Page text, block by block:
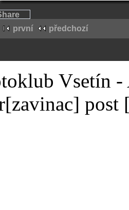
první
předchozí
Vsetín -
[zavinac] post